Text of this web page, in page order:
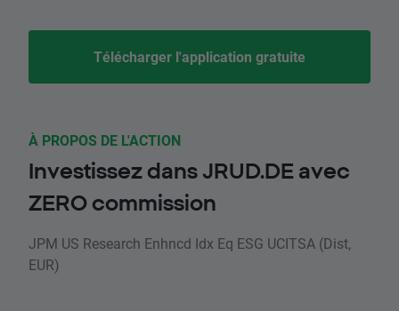
Télécharger l'application gratuite
À PROPOS DE L'ACTION
Investissez dans JRUD.DE avec
ZERO commission
JPM US Research Enhncd Idx Eq ESG UCITSA (Dist,
EUR)